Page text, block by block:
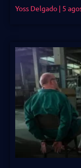
Yoss Delgado 5